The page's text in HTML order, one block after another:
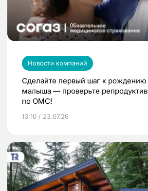
Новости компаний
Сделайте первый шаг к рождению
малыша — проверьте
по ОМС!
13:10 / 23.07.26